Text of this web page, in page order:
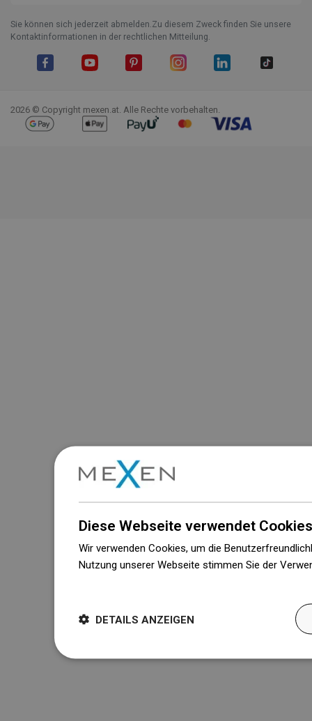
Sie können sich jederzeit abmelden.Zu diesem Zweck finden Sie unsere
Kontaktinformationen in der rechtlichen Mitteilung.
2026 © Copyright mexen.at. Alle Rechte vorbehalten.
Diese Webseite verwendet
Wir verwenden Cookies, um die
Nutzung unserer Webseite stimmen Sie der
DETAILS ANZEIGEN